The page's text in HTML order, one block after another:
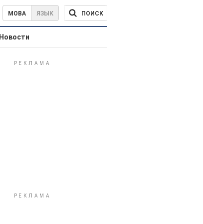
МОВА ЯЗЫК ПОИСК
Новости